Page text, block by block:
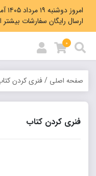
ارسال رایگان سفارشات بیشتر از 5،000،000
0
صفحه اصلی / فنری کردن
فنری کردن کتاب